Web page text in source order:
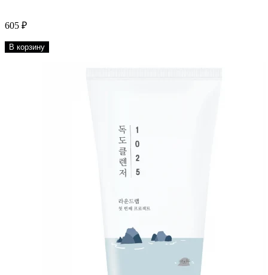
605 ₽
В корзину